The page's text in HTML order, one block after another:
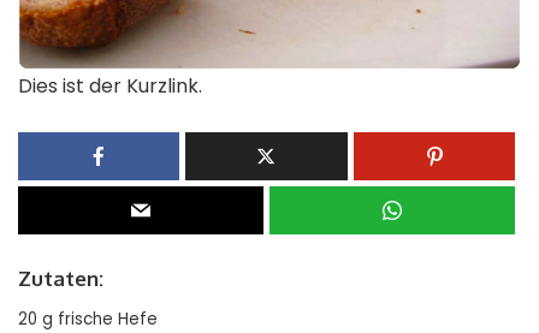
Dies ist der Kurzlink.
Zutaten:
20 g frische Hefe